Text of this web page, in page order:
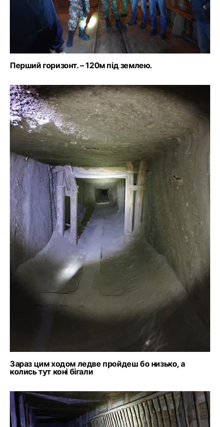
Перший горизонт. – 120м під землею.
Зараз цим ходом ледве пройдеш бо низько, а
колись тут коні бігали